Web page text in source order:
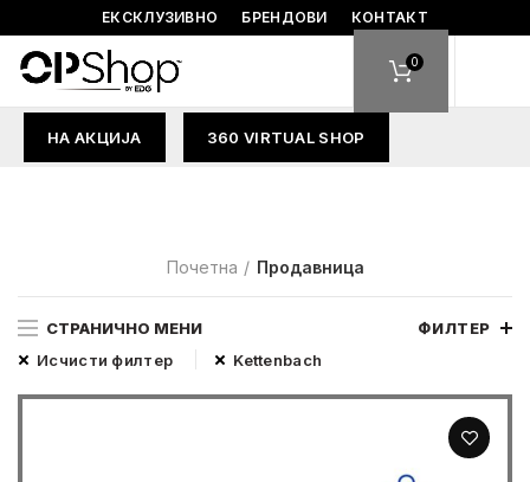
ЕКСКЛУЗИВНО БРЕНДОВИ КОНТАКТ
0
НА АКЦИЈА 360 VIRTUAL SHOP
Почетна Продавница
СТРАНИЧНО МЕНИ
ФИЛТЕР
Исчисти филтер
Kettenbach